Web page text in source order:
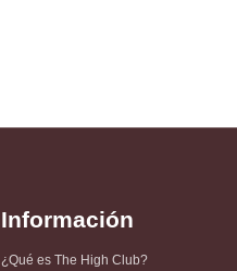
Información
¿Qué es The High Club?